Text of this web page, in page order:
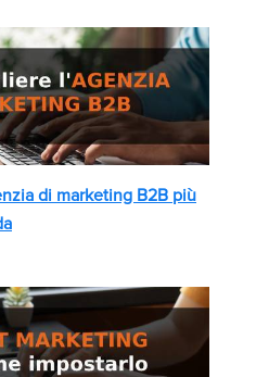
di marketing B2B più